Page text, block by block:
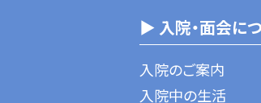
▶ 入院・面会に
入院のご案内
入院中の生活